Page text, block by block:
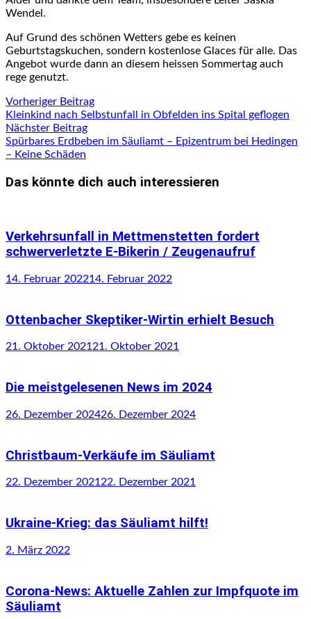
Wendel.
Auf Grund des schönen Wetters gebe es keinen
Geburtstagskuchen, sondern kostenlose Glaces für alle. Das
Angebot wurde dann an diesem heissen Sommertag auch
rege genutzt.
Beitragsnavigation
Vorheriger BeitragVorheriger
Beitrag:
Kleinkind nach Selbstunfall in Obfelden ins Spital geflogen
Nächster BeitragNächster
Beitrag:
Spürbares Erdbeben im Säuliamt – Epizentrum bei Hedingen
– Keine Schäden
Das könnte dich auch interessieren
Verkehrsunfall in Mettmenstetten fordert
schwerverletzte E-Bikerin / Zeugenaufruf
14. Februar 202214. Februar 2022
Ottenbacher Skeptiker-Wirtin erhielt Besuch
21. Oktober 202121. Oktober 2021
Die meistgelesenen News im 2024
26. Dezember 202426. Dezember 2024
Christbaum-Verkäufe im Säuliamt
22. Dezember 202122. Dezember 2021
Ukraine-Krieg: das Säuliamt hilft!
2. März 2022
Corona-News: Aktuelle Zahlen zur Impfquote im
Säuliamt